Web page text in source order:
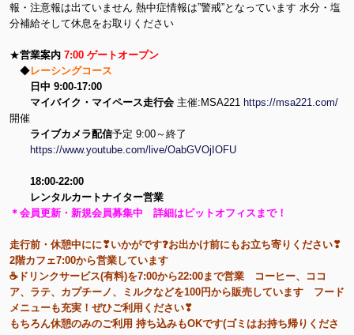
報・注意報は出ていません 熱中症情報は”警戒”となっています 水分・塩
分補給そして休息をお取りください
★営業案内 7:00 ゲートオープン
◆レーシングコース
日中 9:00-17:00
マイバイク・マイペース走行会 主催:MSA221 https://msa221.com/
開催
ライブカメラ配信予定 9:00～終了
https://www.youtube.com/live/OabGVOjIOFU
18:00-22:00
レンタルカートナイター営業
＊会員更新・新規会員募集中 詳細はピットオフィスまで！
走行前・休憩中にに❣いかがです❓お出かけ前にもお立ち寄りください❣
2階カフェ7:00から営業しています
☕ドリンクサービス(有料)を7:00から22:00まで営業 コーヒー、ココ
ア、ラテ、カプチーノ、ミルクなどを100円から販売しています フード
メニューも充実！ぜひご利用ください❣
もちろん休憩のみのご利用 持ち込みもOKです(ゴミはお持ち帰りくださ